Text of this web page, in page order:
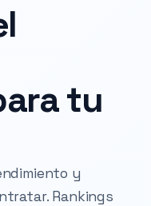
tu
y
Rankings